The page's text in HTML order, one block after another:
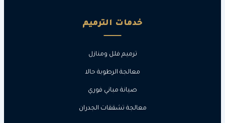
خدمات الترميم
ترميم فلل ومنازل
معالجة الرطوبة حالا
صيانة مباني فوري
معالجة تشققات الجدران